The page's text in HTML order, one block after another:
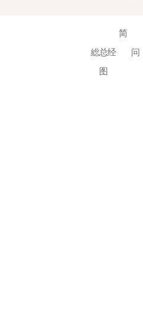
酒店简介
総总经理的问候
地图•交通指南